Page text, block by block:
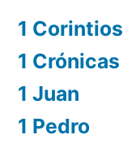
1 Corintios
1 Crónicas
1 Juan
1 Pedro